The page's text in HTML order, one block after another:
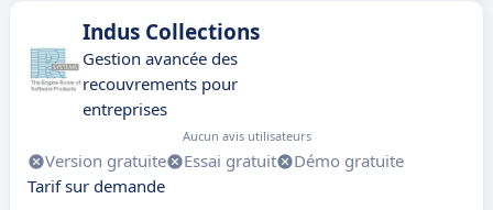
Indus Collections
Gestion avancée des
recouvrements pour
entreprises
Aucun avis utilisateurs
Version gratuite Essai gratuit
Démo gratuite
Tarif sur demande